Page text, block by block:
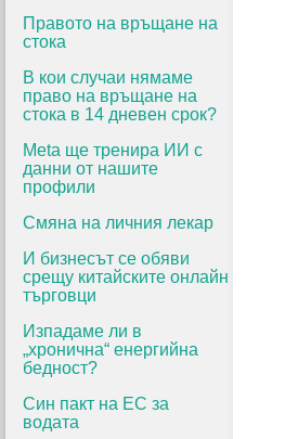
Правото на връщане на
стока
В кои случаи нямаме
право на връщане на
стока в 14 дневен срок?
Meta ще тренира ИИ с
данни от нашите
профили
Смяна на личния лекар
И бизнесът се обяви
срещу китайските онлайн
търговци
Изпадаме ли в
„хронична“ енергийна
бедност?
Син пакт на ЕС за
водата